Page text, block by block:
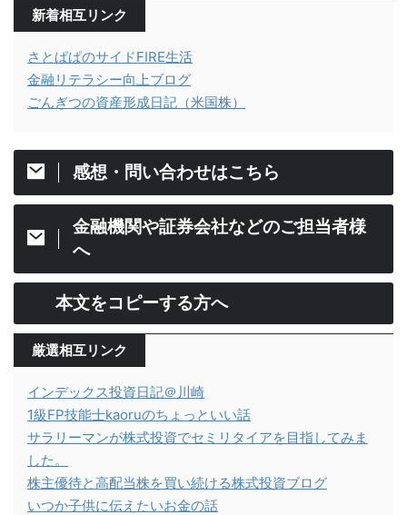
新着相互リンク
さとぱぱのサイドFIRE生活
金融リテラシー向上ブログ
ごんぎつの資産形成日記（米国株）
感想・問い合わせはこちら
金融機関や証券会社などのご担当者様
へ
本文をコピーする方へ
厳選相互リンク
インデックス投資日記＠川崎
1級FP技能士kaoruのちょっといい話
サラリーマンが株式投資でセミリタイアを目指してみま
した。
株主優待と高配当株を買い続ける株式投資ブログ
いつか子供に伝えたいお金の話